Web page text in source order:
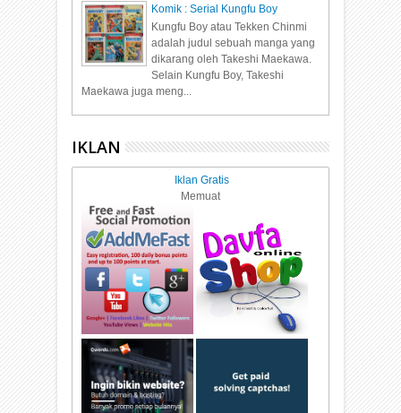
Komik : Serial Kungfu Boy
Kungfu Boy atau Tekken Chinmi
adalah judul sebuah manga yang
dikarang oleh Takeshi Maekawa.
Selain Kungfu Boy, Takeshi
Maekawa juga meng...
IKLAN
Iklan Gratis
Memuat